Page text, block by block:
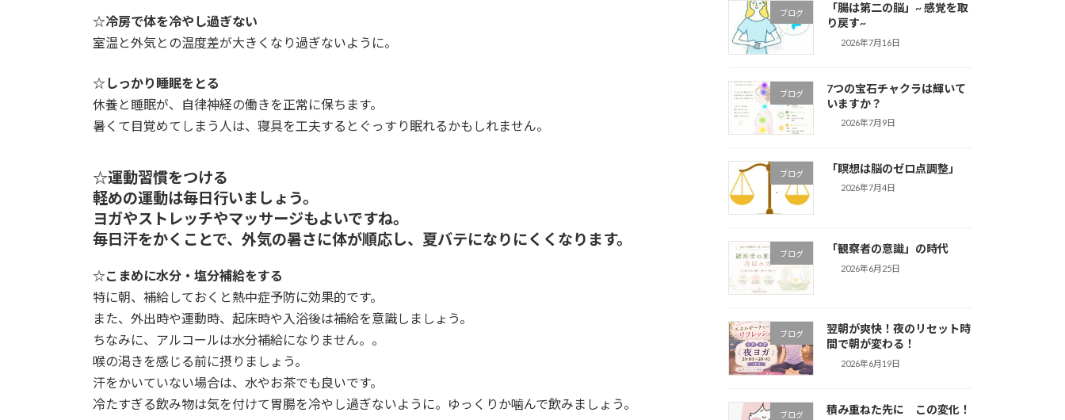
☆冷房で体を冷やし過ぎない
室温と外気との温度差が大きくなり過ぎないように。
☆しっかり睡眠をとる
休養と睡眠が、自律神経の働きを正常に保ちます。
暑くて目覚めてしまう人は、寝具を工夫するとぐっすり眠れるかもしれません。
☆運動習慣をつける
軽めの運動は毎日行いましょう。
ヨガやストレッチやマッサージもよいですね。
毎日汗をかくことで、外気の暑さに体が順応し、夏バテになりにくくなります。
☆こまめに水分・塩分補給をする
特に朝、補給しておくと熱中症予防に効果的です。
また、外出時や運動時、起床時や入浴後は補給を意識しましょう。
ちなみに、アルコールは水分補給になりません。。
喉の渇きを感じる前に摂りましょう。
汗をかいていない場合は、水やお茶でも良いです。
冷たすぎる飲み物は気を付けて胃腸を冷やし過ぎないように。ゆっくりか噛んで飲みましょう。
ブログ
「腸は第二の脳」~ 感覚を取
り戻す~
2026年7月16日
ブログ
7つの宝石チャクラは輝いて
いますか？
2026年7月9日
ブログ 「瞑想は脳のゼロ点調整」
2026年7月4日
ブログ 「観察者の意識」の時代
2026年6月25日
ブログ
翌朝が爽快！夜のリセット時
間で朝が変わる！
2026年6月19日
ブログ 積み重ねた先に この変化！